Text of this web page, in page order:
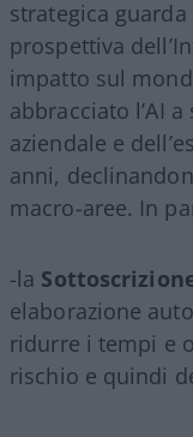
strategica
prospettiva
impatto sul
abbracciato l’AI
aziendale e dell’
anni,
macro-aree. In
-la
elaborazione
ridurre i tempi e
rischio e quindi